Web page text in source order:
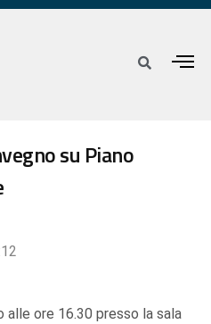
su Piano
alle ore 16.30 presso la sala